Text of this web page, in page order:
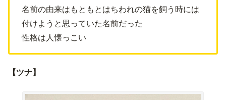
名前の由来はもともとはちわれの猫を飼う時には
付けようと思っていた名前だった
性格は人懐っこい
【ツナ】